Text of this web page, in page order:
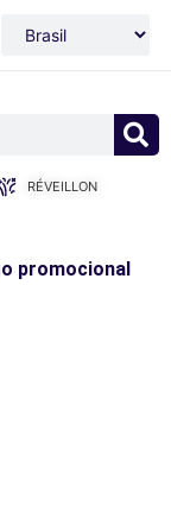
RÉVEILLON
promocional